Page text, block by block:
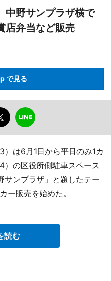
中野サンプラザ横で
店弁当など販売
で見る
は6月1日から平日のみ1カ
）の区役所側駐車スペース
サンプラザ」と題したテー
ー販売を始めた。
読む